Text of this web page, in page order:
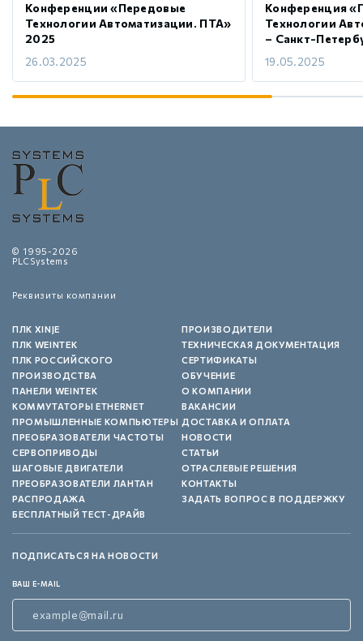
Конференции «Передовые
Технологии Автоматизации. ПТА»
2025
26.03.2025
Конференция
Технологии
– Санкт-
19.05.2025
© 1995-2026
PLCSystems
Реквизиты компании
ПЛК XINJE
ПЛК WEINTEK
ПЛК РОССИЙСКОГО
ПРОИЗВОДСТВА
ПАНЕЛИ WEINTEK
КОММУТАТОРЫ ETHERNET
ПРОМЫШЛЕННЫЕ КОМПЬЮТЕРЫ
ПРЕОБРАЗОВАТЕЛИ ЧАСТОТЫ
СЕРВОПРИВОДЫ
ШАГОВЫЕ ДВИГАТЕЛИ
ПРЕОБРАЗОВАТЕЛИ ЛАНТАН
РАСПРОДАЖА
БЕСПЛАТНЫЙ ТЕСТ-ДРАЙВ
ПРОИЗВОДИТЕЛИ
ТЕХНИЧЕСКАЯ ДОКУМЕНТАЦИЯ
СЕРТИФИКАТЫ
ОБУЧЕНИЕ
О КОМПАНИИ
ВАКАНСИИ
ДОСТАВКА И ОПЛАТА
НОВОСТИ
СТАТЬИ
ОТРАСЛЕВЫЕ РЕШЕНИЯ
КОНТАКТЫ
ЗАДАТЬ ВОПРОС В ПОДДЕРЖКУ
ПОДПИСАТЬСЯ НА НОВОСТИ
ВАШ E-MAIL